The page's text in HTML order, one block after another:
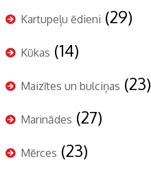
Kartupeļu ēdieni (29)
Kūkas (14)
Maizītes un bulciņas (23)
Marinādes (27)
Mērces (23)